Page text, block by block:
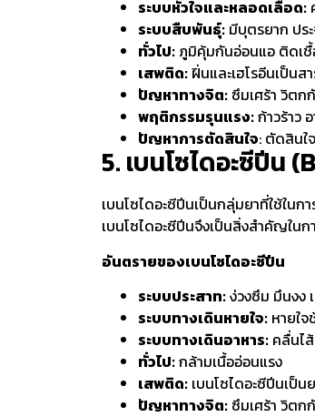
ระบบหัวใจและหลอดเลือด:
ระบบสืบพันธุ์: มีบุตรยาก ปร
ทั่วไป: ภูมิคุ้มกันอ่อนแอ ติดเ
เสพติด:ฝิ่นและเฮโรอีนเป็น
ปัญหาทางจิต: ซึมเศร้า วิตก
พฤติกรรมรุนแรง:ก้าวร้าว
ปัญหาการตัดสินใจ: ตัดสินใ
5. เบนโซไดอะซีปีน
เบนโซไดอะซีปีนเป็นกลุ่มยาที่ใช้ในก
เบนโซไดอะซีปีนจึงเป็นสิ่งสำคัญใน
อันตรายของเบนโซไดอะซีปีน
ระบบประสาท:ง่วงซึม มึนงง
ระบบทางเดินหายใจ: หายใจ
ระบบทางเดินอาหาร: คลื่นไ
ทั่วไป:กล้ามเนื้ออ่อนแรง
เสพติด: เบนโซไดอะซีปีนเป็
ปัญหาทางจิต: ซึมเศร้า วิตก